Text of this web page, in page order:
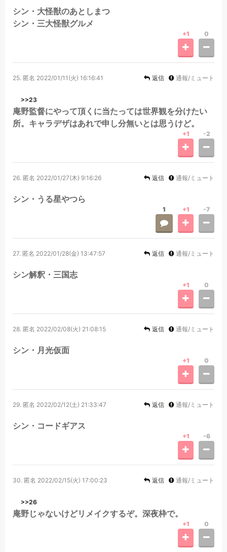
シン・大怪獣のあとしまつ
シン・三大怪獣グルメ
+1 0
25. 匿名 2022/01/11(火) 16:16:41 返信 通報/ミュート
>>23
庵野監督にやって頂くに当たっては世界観を分けたい
所。キャラデザはあれで申し分無いとは思うけど。
+1 -2
26. 匿名 2022/01/27(木) 9:16:26 返信 通報/ミュート
シン・うる星やつら
1 +1 -7
27. 匿名 2022/01/28(金) 13:47:57 返信 通報/ミュート
シン解釈・三国志
+1 0
28. 匿名 2022/02/08(火) 21:08:15 返信 通報/ミュート
シン・月光仮面
+1 0
29. 匿名 2022/02/12(土) 21:33:47 返信 通報/ミュート
シン・コードギアス
+1 -6
30. 匿名 2022/02/15(火) 17:00:23 返信 通報/ミュート
>>26
庵野じゃないけどリメイクするぞ。深夜枠で。
+1 0